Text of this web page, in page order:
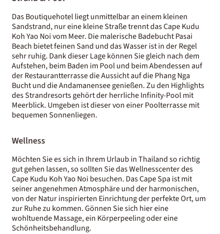
Das Boutiquehotel liegt unmittelbar an einem kleinen
Sandstrand, nur eine kleine Straße trennt das Cape Kudu
Koh Yao Noi vom Meer. Die malerische Badebucht Pasai
Beach bietet feinen Sand und das Wasser ist in der Regel
sehr ruhig. Dank dieser Lage können Sie gleich nach dem
Aufstehen, beim Baden im Pool und beim Abendessen auf
der Restaurantterrasse die Aussicht auf die Phang Nga
Bucht und die Andamanensee genießen. Zu den Highlights
des Strandresorts gehört der herrliche Infinity-Pool mit
Meerblick. Umgeben ist dieser von einer Poolterrasse mit
bequemen Sonnenliegen.
Wellness
Möchten Sie es sich in Ihrem Urlaub in Thailand so richtig
gut gehen lassen, so sollten Sie das Wellnesscenter des
Cape Kudu Koh Yao Noi besuchen. Das Cape Spa ist mit
seiner angenehmen Atmosphäre und der harmonischen,
von der Natur inspirierten Einrichtung der perfekte Ort, um
zur Ruhe zu kommen. Gönnen Sie sich hier eine
wohltuende Massage, ein Körperpeeling oder eine
Schönheitsbehandlung.